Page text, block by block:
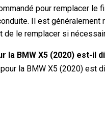
pour remplacer le
Il est
de le remplacer si
la BMW X5 (2020) est-il
la BMW X5 (2020) est